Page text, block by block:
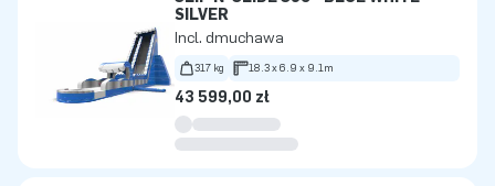
SILVER
Incl. dmuchawa
317 kg 18.3 x 6.9 x 9.1m
43 599,00 zł